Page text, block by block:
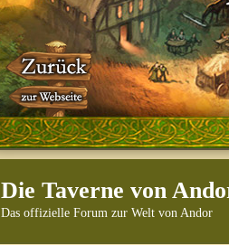
Die Taverne von
Das offizielle Forum zur Welt von Andor